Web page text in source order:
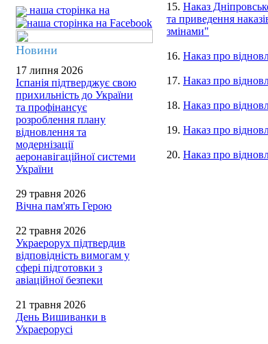
наша сторінка на
Новини
17 липня 2026
Іспанія підтверджує свою
прихильність до України
та профінансує
розроблення плану
відновлення та
модернізації
аеронавігаційної системи
України
29 травня 2026
Вічна пам'ять Герою
22 травня 2026
Украерорух підтвердив
відповідність вимогам у
сфері підготовки з
авіаційної безпеки
21 травня 2026
День Вишиванки в
Украерорусі
15. Наказ
та приведення
змінами"
16. Наказ про
17. Наказ про
18. Наказ про
19. Наказ про
20. Наказ про